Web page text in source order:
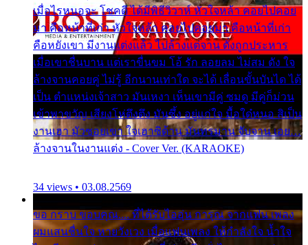
เมื่อไรหนอจะ โชคดี ได้มีพิธีวิวาห์ หัวใจหล้า คอยไปคอย
มา คือหน้าที่เก่า หัวใจหล้า คอยไปคอยมา คือหน้าที่เก่า
คือหยังเขา มีงานแต่งแล้ว ไปล้างแต่จาน ดั่งถูกประหาร
เมื่อเขาชื่นบาน แต่เราขื่นขม โอ้ รัก ลอยลม ไม่สม ดัง ใจ
ล้างจานคอยคู่ ไม่รู้ อีกนานเท่าใด จะได้ เลื่อนขั้นบันได ได้
เป็น ตำแหน่งเจ้าสาว มันเหงา เห็นเขามีคู่ ซมดู มีคู่ก็ม่วน
เข้าพาขวัญ เสียงโห่ตึงตึง มันซึ้ง อยู่แก่ใจ มื้อใด๋หนอ สิเป็น
งานเฮา มัวซอยเขา ใจเฮาซิด้าน มันทรมาน จับจาน เอย…
ล้างจานในงานแต่ง - Cover Ver. (KARAOKE)
34 views • 03.08.2569
ขอ กราบ ขอบคุณ.... ที่ได้รับไออุ่น การุณ จากแฟน เพลง
ผมแสนชื่นใจ หายวังเวง เมื่อแฟนเพลง ให้กำลังใจ น้ำใจ